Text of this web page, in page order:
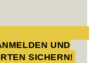
UND
SICHERN!